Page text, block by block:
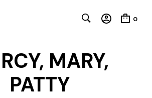
0
MARY,
PATTY